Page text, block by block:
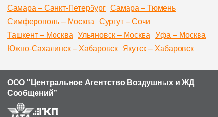
Самара – Санкт-Петербург Самара – Тюмень
Симферополь – Москва Сургут – Сочи
Ташкент – Москва Ульяновск – Москва Уфа – Москва
Южно-Сахалинск – Хабаровск Якутск – Хабаровск
ООО "Центральное Агентство Воздушных и ЖД
Сообщений"